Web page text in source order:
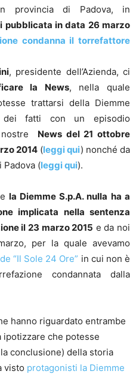
provincia di Padova, in
pubblicata in data 26 marzo
condanna il torrefattore
, presidente dell’Azienda, ci
la News, nella quale
trattarsi della Diemme
dei fatti con un episodio
nostre News del 21 ottobre
2014(leggi qui) nonché da
Padova (leggi qui).
la Diemme S.p.A. nulla ha a
implicata nella sentenza
il 23 marzo 2015 e da noi
per la quale avevamo
“Il Sole 24 Ore” in cui non è
condannata dalla
hanno riguardato entrambe
che potesse
conclusione) della storia
visto protagonisti la Diemme